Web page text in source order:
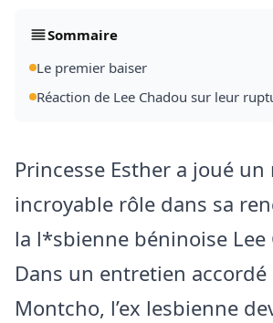
Sommaire
Le premier baiser
Réaction de Lee Chadou sur leur
Princesse Esther a joué un
incroyable rôle dans sa
la l*sbienne béninoise Lee
Dans un entretien accordé
Montcho, l’ex lesbienne